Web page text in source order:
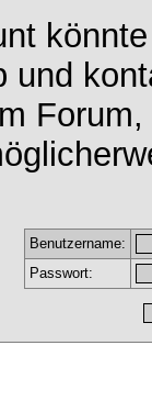
und
Benutzername:
Passwort: